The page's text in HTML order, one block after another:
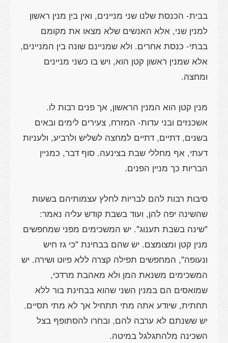
בבית- הכנסת שלנו שני מניינים, ואין בין מנין ראשון
למנין שני, אלא האנשים שלא מצאו את מקומם
בבתי- כנסת אחרים. ולא שמניינם שונה בין המניינים,
אלא שמנין ראשון קטן הוא, ויש בו כשני מניינים
מנין קטן הוא המנין הראשון, אך פנים רבות לו.
אשכנזים ובני עדות- המזרח, צעירים לימים ובאים
בשנים, דתיים, דתיים למחצה לשליש ולרביע, ולעניות
דעתי, אף מחללי שבת בצינעה. סוף דבר, כמניין
סיבות רבות להם לבריות לחלץ עצמותיהם בשעות
שהשינה יפה להן, ועוד בשבת קודש עליה נאמר:
"שינה בשבת תענוג". יש המשכימים מפני שמחפשים
מנין קטן ומצומצם. יש שהם בבחינת "כי גז חיש
ונעופה", המחפשים תפילה קצרה ללא פיוט ושירה. יש
המשכימים משנאת המן ולא מאהבת מרדכי,
שמואסים הם במנין השני שהוא בבחינת בור ללא
תחתית, שיודע אתה מתי תתחיל אך לא מתי תסיים.
יש ששנתם לא ערבה להם, ובחרו להסתופף בצל